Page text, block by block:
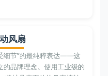
风扇
细节”的最纯粹表达——这
品牌理念。使用工业级的